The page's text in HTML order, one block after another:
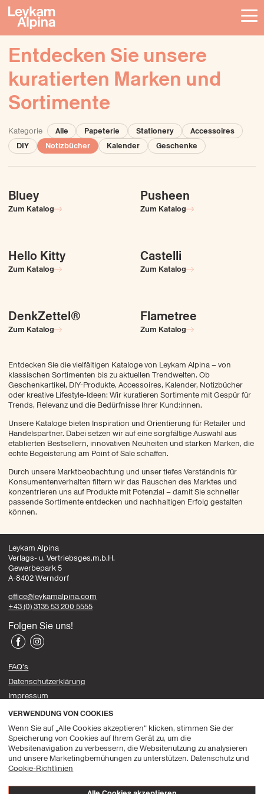
Unsere Philosophie
Nachhaltig ausgewählt
Für Retail Kunden
Unser Sortiment
Kataloge
Für B2B Kunden
Unsere Werbeprodukte
DenkZettel® Konfigurator
Anfrage Kontakt
Webshop
Entdecken Sie unsere
kuratierten Marken und
Sortimente
Kategorie Alle Papeterie Stationery
Accessoires
DIY
Notizbücher Kalender Geschenke
Notizbücher
Bluey
Zum Katalog
Notizbücher
Pusheen
Zum Katalog
Notizbücher
Hello Kitty
Zum Katalog
Notizbücher
Castelli
Zum Katalog
Notizbücher
DenkZettel®
Zum Katalog
Notizbücher
Flametree
Zum Katalog
Entdecken Sie die vielfältigen Kataloge von Leykam Alpina – von
klassischen Sortimenten bis zu aktuellen Trendwelten. Ob
Geschenkartikel, DIY-Produkte, Accessoires, Kalender, Notizbücher
oder kreative Lifestyle-Ideen: Wir kuratieren Sortimente mit Gespür für
Trends, Relevanz und die Bedürfnisse Ihrer Kund:innen.
Unsere Kataloge bieten Inspiration und Orientierung für Retailer und
Handelspartner. Dabei setzen wir auf eine sorgfältige Auswahl aus
etablierten Bestsellern, innovativen Neuheiten und starken Marken, die
echte Begeisterung am Point of Sale schaffen.
Durch unsere Marktbeobachtung und unser tiefes Verständnis für
Konsumentenverhalten filtern wir das Rauschen des Marktes und
konzentrieren uns auf Produkte mit Potenzial – damit Sie schneller
passende Sortimente entdecken und nachhaltigen Erfolg gestalten
können.
Leykam Alpina
Verlags- u. Vertriebsges.m.b.H.
Gewerbepark 5
A-8402 Werndorf
office@leykamalpina.com
+43 (0) 3135 53 200 5555
Folgen Sie uns!
FAQ's
Datenschutzerklärung
Impressum
Allgemeine Geschäftsbedingungen
Datenschutz-Präferenz-Center
© Leykam Alpina, 2026
VERWENDUNG VON COOKIES
Wenn Sie auf „Alle Cookies akzeptieren“ klicken, stimmen Sie der
Speicherung von Cookies auf Ihrem Gerät zu, um die
Websitenavigation zu verbessern, die Websitenutzung zu analysieren
und unsere Marketingbemühungen zu unterstützen. Datenschutz und
Cookie-Richtlinien